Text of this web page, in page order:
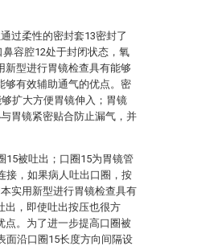
过柔性的密封套13密封了
容腔12处于封闭状态，氧
新型进行胃镜检查具有能够
够有效辅助通气的优点。密
扩大方便胃镜伸入；胃镜
胃镜紧密贴合防止漏气，并
15被吐出；口圈15为胃镜管
接，如果病人吐出口圈，按
实用新型进行胃镜检查具有
出，即使吐出按压也很方
点。为了进一步提高口圈被
面沿口圈15长度方向间隔设